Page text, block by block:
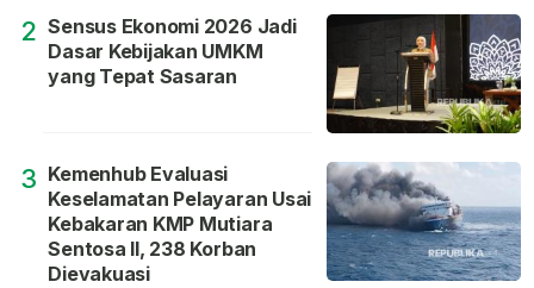
2 Sensus Ekonomi 2026 Jadi
Dasar Kebijakan UMKM
yang Tepat Sasaran
3 Kemenhub Evaluasi
Keselamatan Pelayaran Usai
Kebakaran KMP Mutiara
Sentosa II, 238 Korban
Dievakuasi